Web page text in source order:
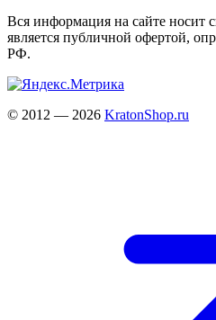
Вся информация на сайте носит
является публичной офертой,
РФ.
© 2012 — 2026 KratonShop.ru